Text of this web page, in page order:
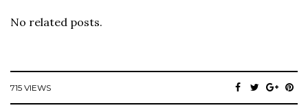
No related posts.
715 VIEWS